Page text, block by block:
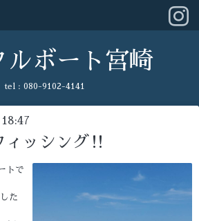
ルボート宮崎
tel : 080-9102-4141
ィッシング‼️
トで
た